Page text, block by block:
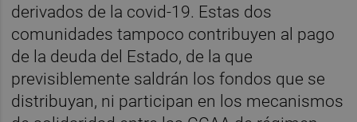
derivados de la covid-19. Estas dos
comunidades tampoco contribuyen al pago
de la deuda del Estado, de la que
previsiblemente saldrán los fondos que se
distribuyan, ni participan en los mecanismos